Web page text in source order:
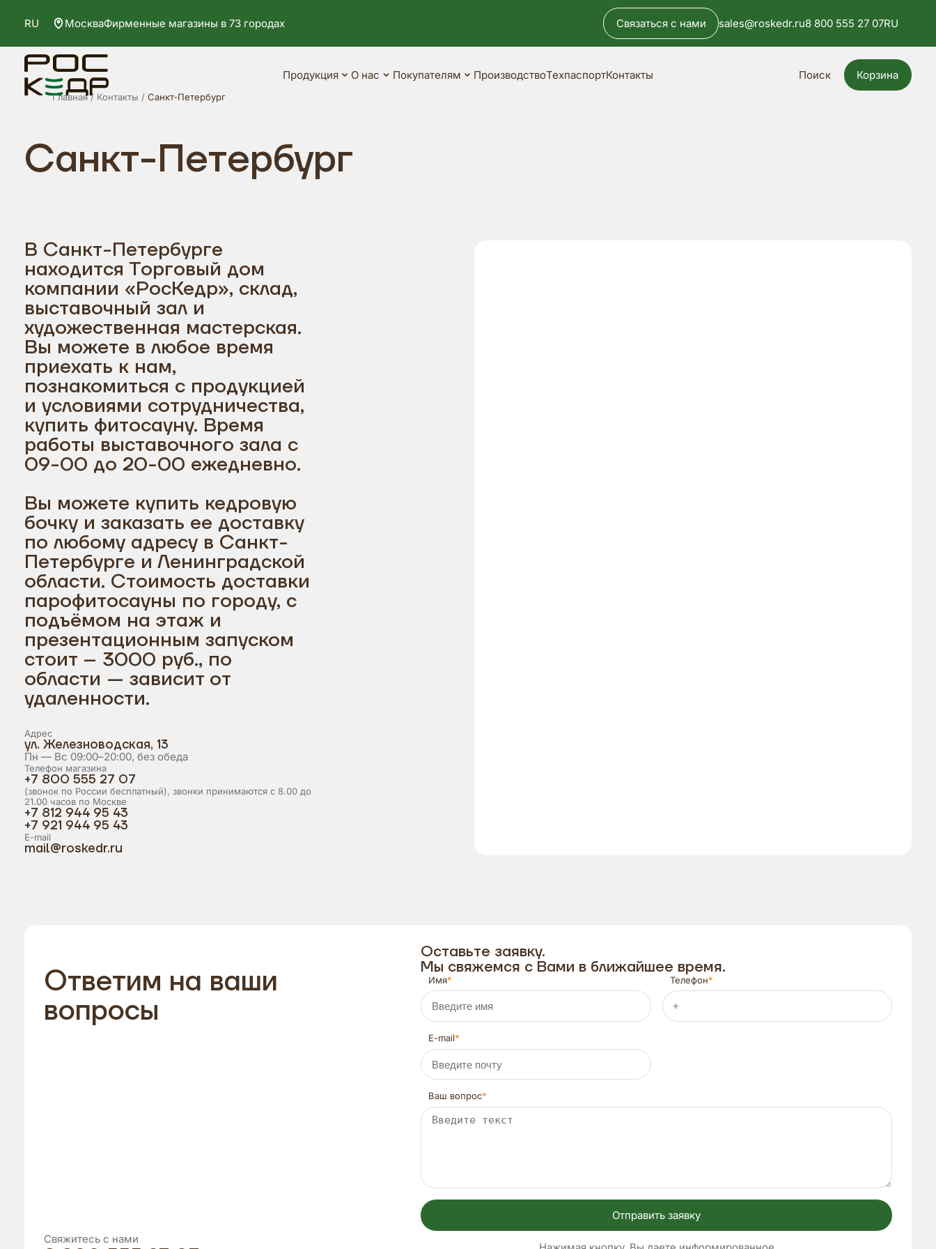
RU МоскваФирменные магазины в 73 городах Связаться с нами sales@roskedr.ru8 800 555 27 07RU
Продукция О нас Покупателям ПроизводствоТехпаспортКонтакты Поиск Корзина
Главная Контакты Санкт-Петербург
Санкт-Петербург
В Санкт-Петербурге
находится Торговый дом
компании «РосКедр», склад,
выставочный зал и
художественная мастерская.
Вы можете в любое время
приехать к нам,
познакомиться с продукцией
и условиями сотрудничества,
купить фитосауну. Время
работы выставочного зала с
09-00 до 20-00 ежедневно.
Вы можете купить кедровую
бочку и заказать ее доставку
по любому адресу в Санкт-
Петербурге и Ленинградской
области. Стоимость доставки
парофитосауны по городу, с
подъёмом на этаж и
презентационным запуском
стоит – 3000 руб., по
области — зависит от
удаленности.
Адрес
ул. Железноводская, 13
Пн — Вс 09:00–20:00, без обеда
Телефон магазина
+7 800 555 27 07
(звонок по России бесплатный), звонки принимаются с 8.00 до
21.00 часов по Москве
+7 812 944 95 43
+7 921 944 95 43
E-mail
mail@roskedr.ru
Ответим на ваши
вопросы
Свяжитесь с нами
Оставьте заявку.
Мы свяжемся с Вами в ближайшее время.
Имя Телефон
E-mail
Ваш вопрос
Отправить заявку